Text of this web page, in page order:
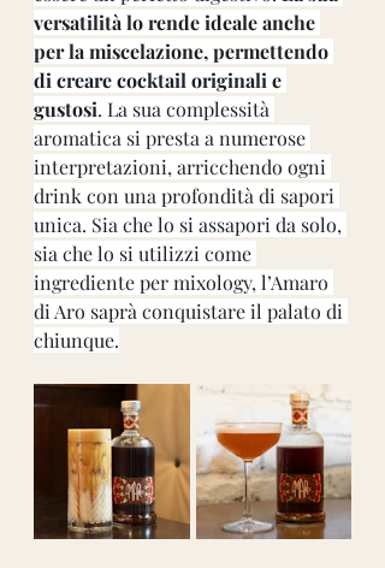
versatilità lo rende ideale anche
per la miscelazione, permettendo
di creare cocktail originali e
gustosi. La sua complessità
aromatica si presta a numerose
interpretazioni, arricchendo ogni
drink con una profondità di sapori
unica. Sia che lo si assapori da solo,
sia che lo si utilizzi come
ingrediente per mixology, l’Amaro
di Aro saprà conquistare il palato di
chiunque.